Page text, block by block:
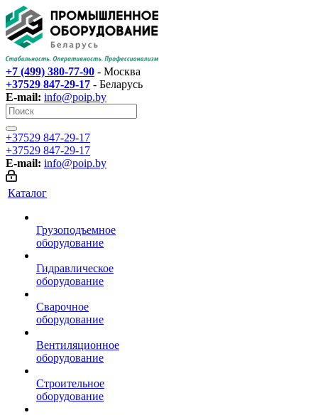
+7 (499) 380-77-90 - Москва
+37529 847-29-17‬ - Беларусь
E-mail: info@poip.by
+37529 847-29-17‬
+37529 847-29-17‬
E-mail: info@poip.by
Каталог
Грузоподъемное
оборудование
Гидравлическое
оборудование
Сварочное
оборудование
Вентиляционное
оборудование
Строительное
оборудование